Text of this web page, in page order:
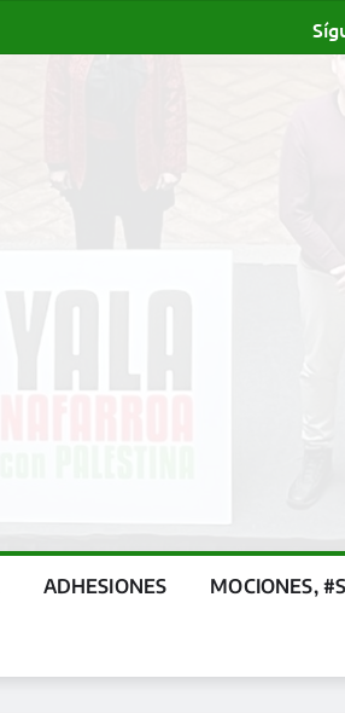
ADHESIONES MOCIONES,